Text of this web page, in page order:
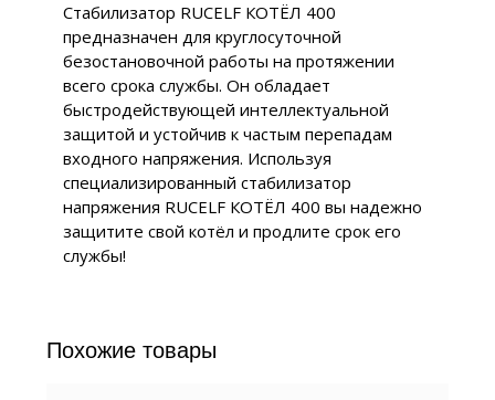
Стабилизатор RUCELF КОТЁЛ 400
предназначен для круглосуточной
безостановочной работы на протяжении
всего срока службы. Он обладает
быстродействующей интеллектуальной
защитой и устойчив к частым перепадам
входного напряжения. Используя
специализированный стабилизатор
напряжения RUCELF КОТЁЛ 400 вы надежно
защитите свой котёл и продлите срок его
службы!
Похожие товары